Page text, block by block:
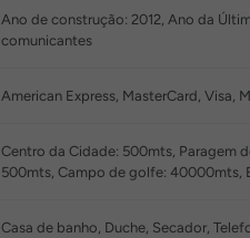
Ano de construção: 2012, Ano da
comunicantes
American Express, MasterCard, Visa,
Centro da Cidade: 500mts, Paragem
500mts, Campo de golfe: 40000mts,
Casa de banho, Duche, Secador,